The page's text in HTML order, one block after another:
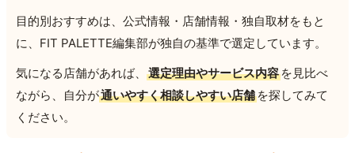
目的別おすすめは、公式情報・店舗情報・独自取材をもと
に、FIT PALETTE編集部が独自の基準で選定しています。
気になる店舗があれば、
選定理由やサービス内容 を見比べ
ながら、自分が通いやすく相談しやすい店舗 を探してみて
ください。